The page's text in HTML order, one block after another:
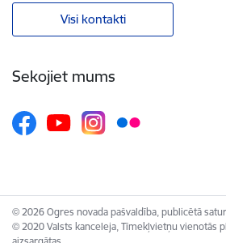
Visi kontakti
Sekojiet mums
© 2026 Ogres novada pašvaldība, publicētā
© 2020 Valsts kanceleja, Tīmekļvietņu vienotās